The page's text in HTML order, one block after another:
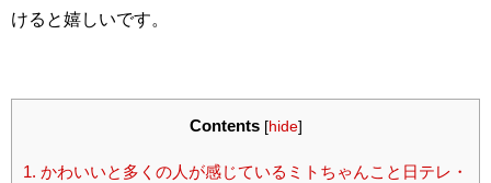
けると嬉しいです。
Contents [hide]
1. かわいいと多くの人が感じているミトちゃんこと日テレ・